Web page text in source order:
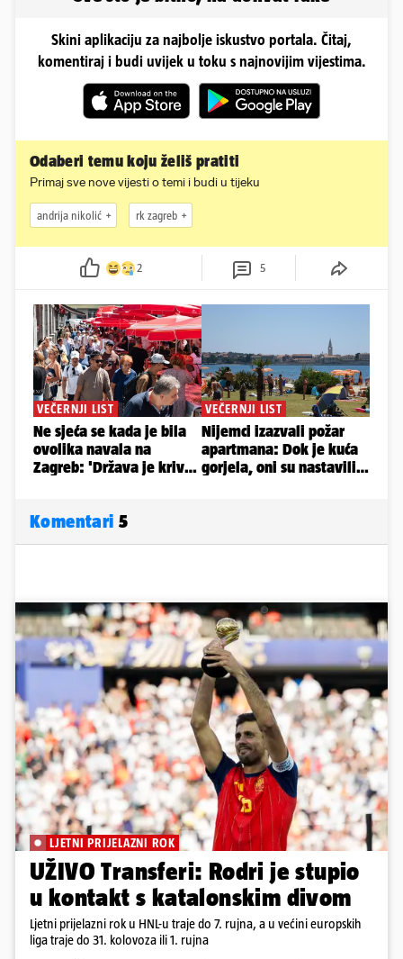
Skini aplikaciju za najbolje iskustvo portala. Čitaj,
komentiraj i budi uvijek u toku s najnovijim vijestima.
Odaberi temu koju želiš pratiti
Primaj sve nove vijesti o temi i budi u tijeku
andrija nikolić rk zagreb
2 5
Komentari 5
LJETNI PRIJELAZNI ROK
UŽIVO Transferi: Rodri je stupio
u kontakt s katalonskim divom
Ljetni prijelazni rok u HNL-u traje do 7. rujna, a u većini europskih
liga traje do 31. kolovoza ili 1. rujna